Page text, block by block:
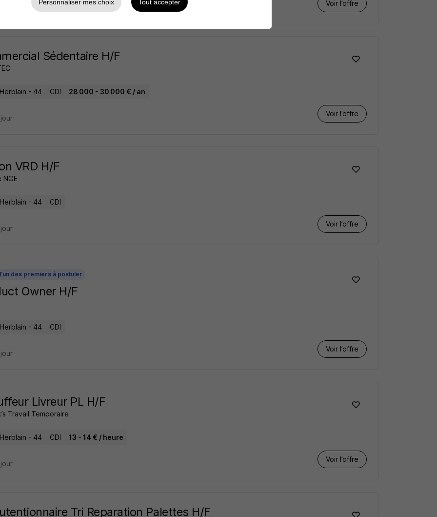
Voir l’offre
Sédentaire H/F
- 44 CDI 28 000 - 30 000 € / an
Voir l’offre
VRD H/F
NGE
- 44 CDI
Voir l’offre
des premiers à postuler
Owner H/F
- 44 CDI
Voir l’offre
Livreur PL H/F
Travail Temporaire
- 44 CDI 13 - 14 € / heure
Voir l’offre
Tri Reparation Palettes H/F
Personnaliser mes choix Tout accepter